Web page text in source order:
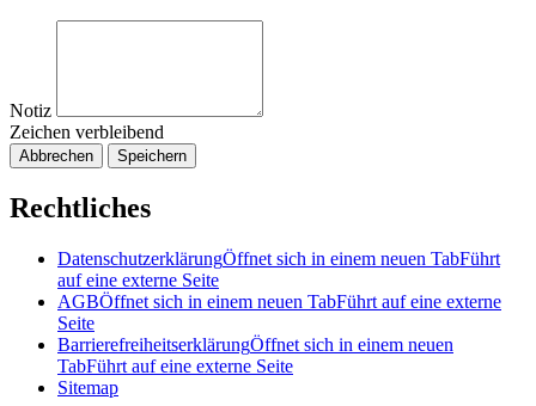
Notiz
Zeichen verbleibend
Abbrechen Speichern
Rechtliches
DatenschutzerklärungÖffnet sich in einem neuen TabFührt
auf eine externe Seite
AGBÖffnet sich in einem neuen TabFührt auf eine externe
Seite
BarrierefreiheitserklärungÖffnet sich in einem neuen
TabFührt auf eine externe Seite
Sitemap